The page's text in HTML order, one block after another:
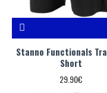
Stanno Functionals
Short
29.90€